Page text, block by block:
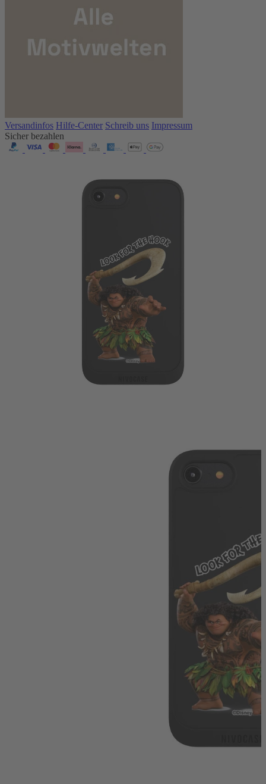
Versandinfos Hilfe-Center Schreib uns Impressum
Sicher bezahlen